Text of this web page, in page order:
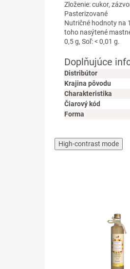
Zloženie: cukor,
Pasterizované
Nutričné hodnoty na
toho nasýtené
0,5 g, Soľ: < 0,01 g.
Doplňujúce
Distribútor
Krajina pôvodu
Charakteristika
Čiarový kód
Forma
High-contrast mode